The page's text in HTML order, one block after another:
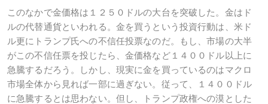
このなかで金価格は１２５０ドルの大台を突破した。金はド
ルの代替通貨といわれる。金を買うという投資行動は、米ド
ル更にトランプ氏への不信任投票なのだ。もし、市場の大半
がこの不信任票を投じたら、金価格など１４００ドル以上に
急騰するだろう。しかし、現実に金を買っているのはマクロ
市場全体から見れば一部に過ぎない。従って、１４００ドル
に急騰するとは思わない。但し、トランプ政権への漠とした